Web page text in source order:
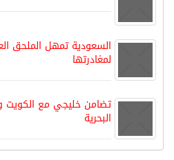
لمغادرتها
تضامن خليجي مع الكويت
البحرية